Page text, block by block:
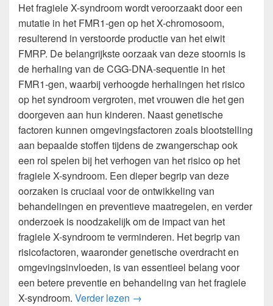
Het fragiele X-syndroom wordt veroorzaakt door een
mutatie in het FMR1-gen op het X-chromosoom,
resulterend in verstoorde productie van het eiwit
FMRP. De belangrijkste oorzaak van deze stoornis is
de herhaling van de CGG-DNA-sequentie in het
FMR1-gen, waarbij verhoogde herhalingen het risico
op het syndroom vergroten, met vrouwen die het gen
doorgeven aan hun kinderen. Naast genetische
factoren kunnen omgevingsfactoren zoals blootstelling
aan bepaalde stoffen tijdens de zwangerschap ook
een rol spelen bij het verhogen van het risico op het
fragiele X-syndroom. Een dieper begrip van deze
oorzaken is cruciaal voor de ontwikkeling van
behandelingen en preventieve maatregelen, en verder
onderzoek is noodzakelijk om de impact van het
fragiele X-syndroom te verminderen. Het begrip van
risicofactoren, waaronder genetische overdracht en
omgevingsinvloeden, is van essentieel belang voor
een betere preventie en behandeling van het fragiele
X-syndroom. Verder lezen Het fragiele X-syndroom:
→